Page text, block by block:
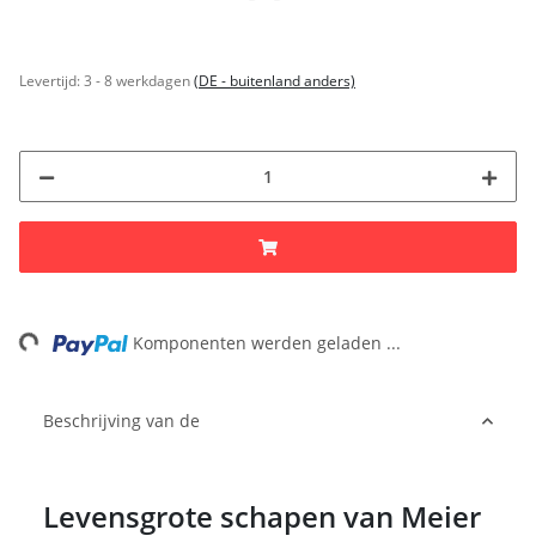
Levertijd:3 - 8 werkdagen(DE - buitenland anders)
Komponenten werden geladen ...
Beschrijving van de
Levensgrote schapen van Meier